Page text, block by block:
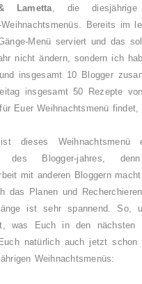
Lametta , die diesjährige
Weihnachtsmenüs. Bereits im
Menü serviert und das
nicht ändern, sondern ich
insgesamt 10 Blogger
insgesamt 50 Rezepte
Euer Weihnachtsmenü
dieses Weihnachtsmenü
des Blogger-jahres,
mit anderen Bloggern
das Planen und
ist sehr spannend. So,
was Euch in den nächsten
natürlich auch jetzt schon
Weihnachtsmenüs: